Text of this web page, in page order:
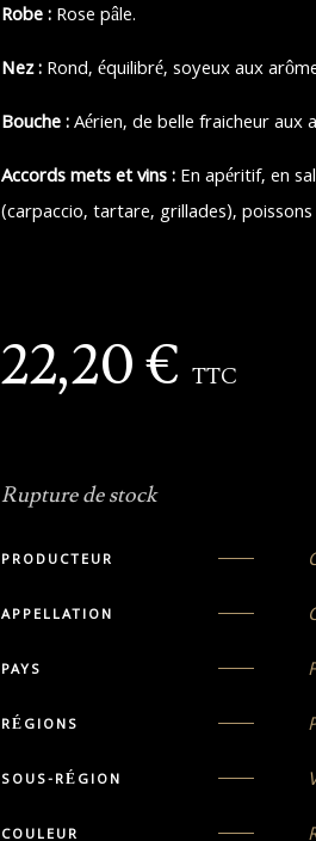
Robe :Rose pâle.
Nez :Rond, équilibré, soyeux aux
Bouche :Aérien, de belle fraicheur aux
Accords mets et vins :En apéritif, en
(carpaccio, tartare, grillades), poissons
22,20€ TTC
Rupture de stock
PRODUCTEUR
APPELLATION
PAYS
RÉGIONS
SOUS-RÉGION
COULEUR